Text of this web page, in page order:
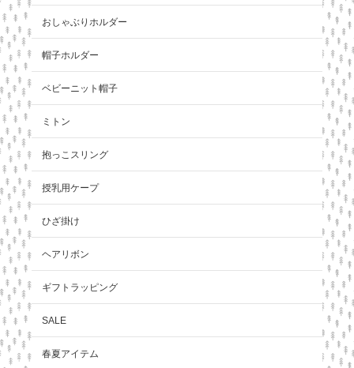
おしゃぶりホルダー
帽子ホルダー
ベビーニット帽子
ミトン
抱っこスリング
授乳用ケープ
ひざ掛け
ヘアリボン
ギフトラッピング
SALE
春夏アイテム